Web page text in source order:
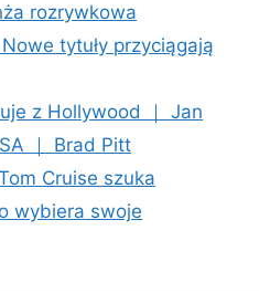
rozrywkowa
tytuły przyciągają
z Hollywood ｜ Jan
｜ Brad Pitt
Cruise szuka
wybiera swoje